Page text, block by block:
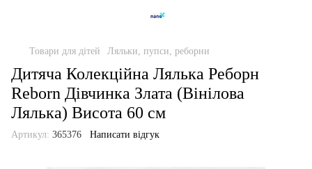
Товари для дітей Ляльки, пупси, реборни
Дитяча Колекційна Лялька Реборн
Reborn Дівчинка Злата (Вінілова
Лялька) Висота 60 см
Артикул: 365376 Написати відгук